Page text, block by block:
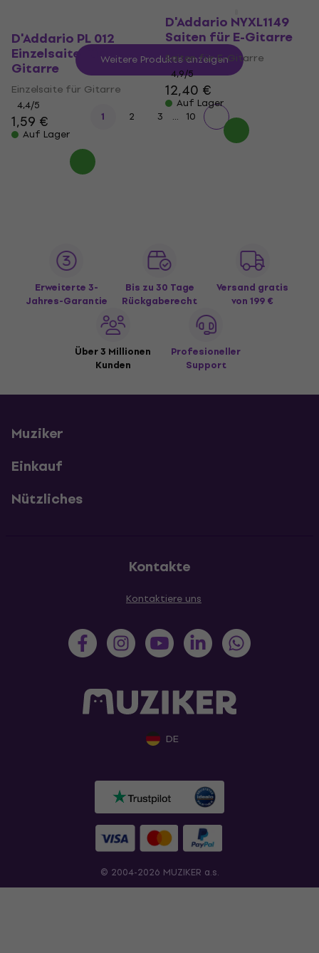
D'Addario PL 012
Einzelsaite für
Gitarre
Einzelsaite für Gitarre
4,4/5
1,59 €
Auf Lager
D'Addario NYXL1149
Saiten für E-Gitarre
Saiten für E-Gitarre
4,9/5
12,40 €
Auf Lager
Weitere Produkte anzeigen
1 2 3 ... 10
Erweiterte 3-
Jahres-Garantie
Bis zu 30 Tage
Rückgaberecht
Versand gratis
von 199 €
Über 3 Millionen
Kunden
Profesioneller
Support
Muziker
Einkauf
Nützliches
Kontakte
Kontaktiere uns
DE
© 2004-2026 MUZIKER a.s.